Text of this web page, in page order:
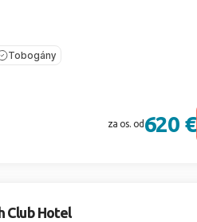
Tobogány
za os. od 620 €
Club Hotel